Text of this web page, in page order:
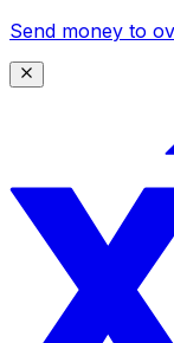
Send money to